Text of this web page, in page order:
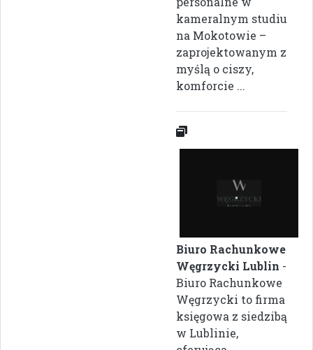
kameralnym studiu
na Mokotowie –
zaprojektowanym z
myślą o ciszy,
komforcie ...
Biuro Rachunkowe
Węgrzycki Lublin -
Biuro Rachunkowe
Węgrzycki to firma
księgowa z siedzibą
w Lublinie,